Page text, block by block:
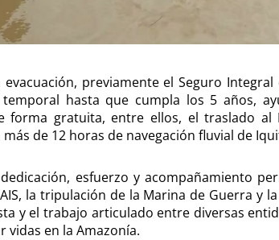
previamente el Seguro
hasta que cumpla los 5 años,
forma gratuita, entre ellos, el traslado al
de 12 horas de navegación fluvial de
esfuerzo y acompañamiento
la tripulación de la Marina de Guerra y
y el trabajo articulado entre diversas
vidas en la Amazonía.